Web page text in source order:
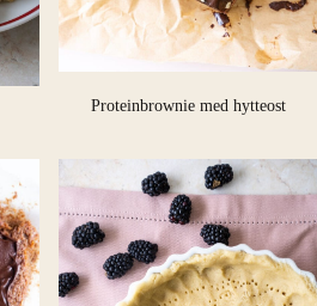
Proteinbrownie med hytteost